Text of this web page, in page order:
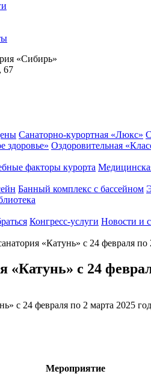
«Сибирь»
67
Санаторно-курортная «Люкс»
здоровье» Оздоровительная
факторы курорта
Банный комплекс с бассейном
Конгресс-услуги Новости и
«Катунь» с 24 февраля по
с 24
Мероприятие